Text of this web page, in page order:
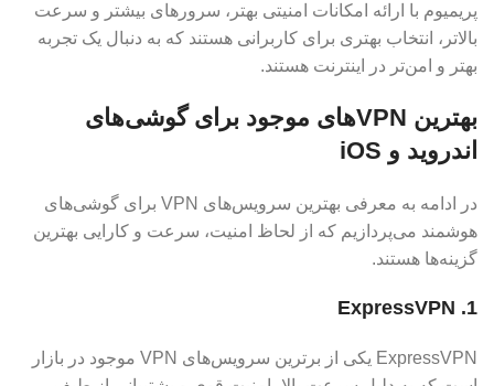
پریمیوم با ارائه امکانات امنیتی بهتر، سرورهای بیشتر و سرعت
بالاتر، انتخاب بهتری برای کاربرانی هستند که به دنبال یک تجربه
بهتر و امن‌تر در اینترنت هستند.
بهترین VPN‌های موجود برای گوشی‌های
اندروید و iOS
در ادامه به معرفی بهترین سرویس‌های VPN برای گوشی‌های
هوشمند می‌پردازیم که از لحاظ امنیت، سرعت و کارایی بهترین
گزینه‌ها هستند.
1. ExpressVPN
ExpressVPN یکی از برترین سرویس‌های VPN موجود در بازار